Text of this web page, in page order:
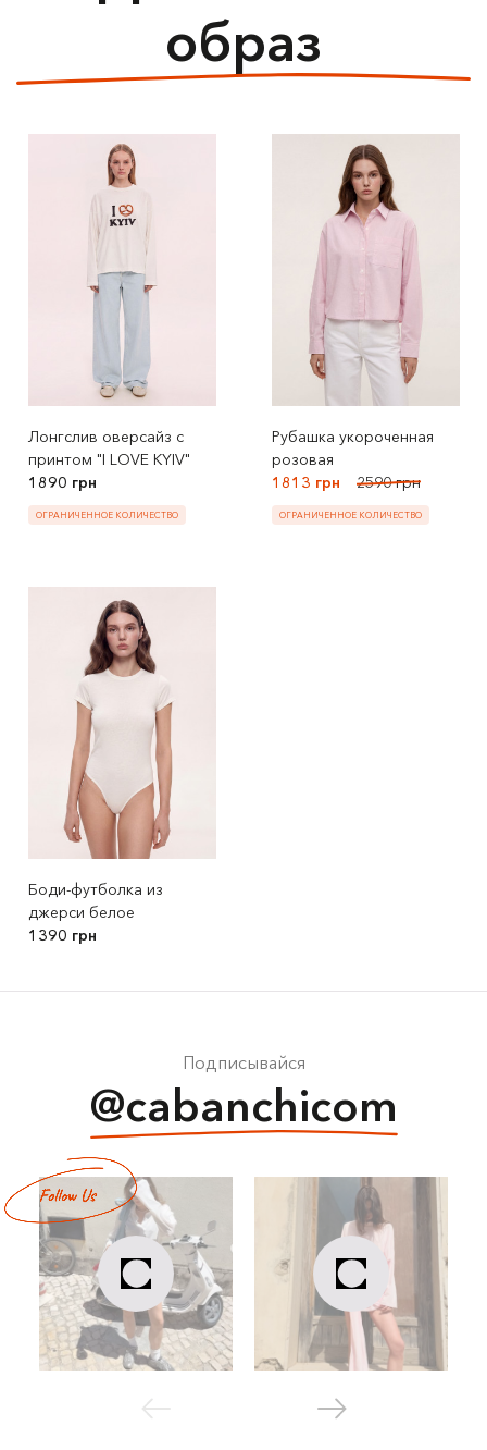
образ
Лонгслив оверсайз с
принтом "I LOVE KYIV"
1890 грн
ОГРАНИЧЕННОЕ КОЛИЧЕСТВО
Рубашка укороченная
розовая
1813 грн
2590 грн
ОГРАНИЧЕННОЕ КОЛИЧЕСТВО
Боди-футболка из
джерси белое
1390 грн
Подписывайся
@cabanchicom